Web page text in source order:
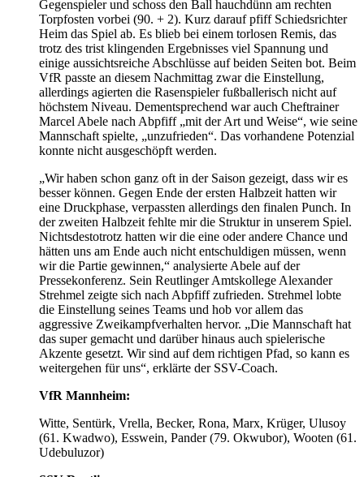
Gegenspieler und schoss den Ball hauchdünn am rechten
Torpfosten vorbei (90. + 2). Kurz darauf pfiff Schiedsrichter
Heim das Spiel ab. Es blieb bei einem torlosen Remis, das
trotz des trist klingenden Ergebnisses viel Spannung und
einige aussichtsreiche Abschlüsse auf beiden Seiten bot. Beim
VfR passte an diesem Nachmittag zwar die Einstellung,
allerdings agierten die Rasenspieler fußballerisch nicht auf
höchstem Niveau. Dementsprechend war auch Cheftrainer
Marcel Abele nach Abpfiff „mit der Art und Weise“, wie seine
Mannschaft spielte, „unzufrieden“. Das vorhandene Potenzial
konnte nicht ausgeschöpft werden.
„Wir haben schon ganz oft in der Saison gezeigt, dass wir es
besser können. Gegen Ende der ersten Halbzeit hatten wir
eine Druckphase, verpassten allerdings den finalen Punch. In
der zweiten Halbzeit fehlte mir die Struktur in unserem Spiel.
Nichtsdestotrotz hatten wir die eine oder andere Chance und
hätten uns am Ende auch nicht entschuldigen müssen, wenn
wir die Partie gewinnen,“ analysierte Abele auf der
Pressekonferenz. Sein Reutlinger Amtskollege Alexander
Strehmel zeigte sich nach Abpfiff zufrieden. Strehmel lobte
die Einstellung seines Teams und hob vor allem das
aggressive Zweikampfverhalten hervor. „Die Mannschaft hat
das super gemacht und darüber hinaus auch spielerische
Akzente gesetzt. Wir sind auf dem richtigen Pfad, so kann es
weitergehen für uns“, erklärte der SSV-Coach.
VfR Mannheim:
Witte, Sentürk, Vrella, Becker, Rona, Marx, Krüger, Ulusoy
(61. Kwadwo), Esswein, Pander (79. Okwubor), Wooten (61.
Udebuluzor)